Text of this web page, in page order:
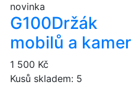
novinka
G100Držák
mobilů a kamer
1 500 Kč
Kusů skladem: 5